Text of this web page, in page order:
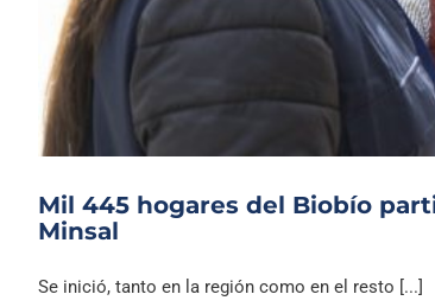
Mil 445 hogares del Biobío
Minsal
Se inició, tanto en la región como en el resto [...]